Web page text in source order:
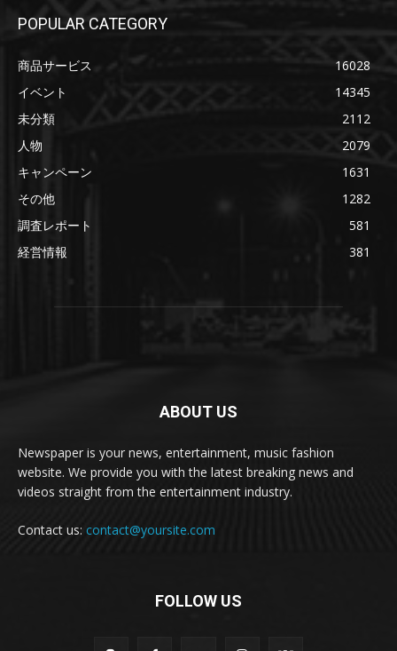
POPULAR CATEGORY
商品サービス
16028
イベント
14345
未分類
2112
人物
2079
キャンペーン
1631
その他
1282
調査レポート
581
経営情報
381
ABOUT US
Newspaper is your news, entertainment, music fashion
website. We provide you with the latest breaking news and
videos straight from the entertainment industry.
Contact us: contact@yoursite.com
FOLLOW US